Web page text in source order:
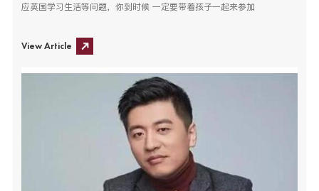
应英国学习生活等问题，你到时候 一定要带着孩子一起来参加
View Article